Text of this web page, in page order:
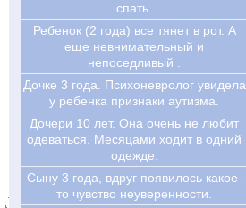
спать.
Ребенок (2 года) все тянет в рот. А
еще невнимательный и
непоседливый .
Дочке 3 года. Психоневролог увидела
у ребенка признаки аутизма.
Дочери 10 лет. Она очень не любит
одеваться. Месяцами ходит в одний
одежде.
Сыну 3 года, вдруг появилось какое-
то чувство неуверенности.